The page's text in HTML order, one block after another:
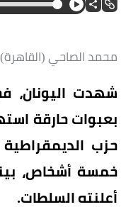
محمد الصاحي (القاهرة)
شهدت اليونان،
بعبوات حارقة
حزب
خمسة أشخاص،
أعلنته السلطات.